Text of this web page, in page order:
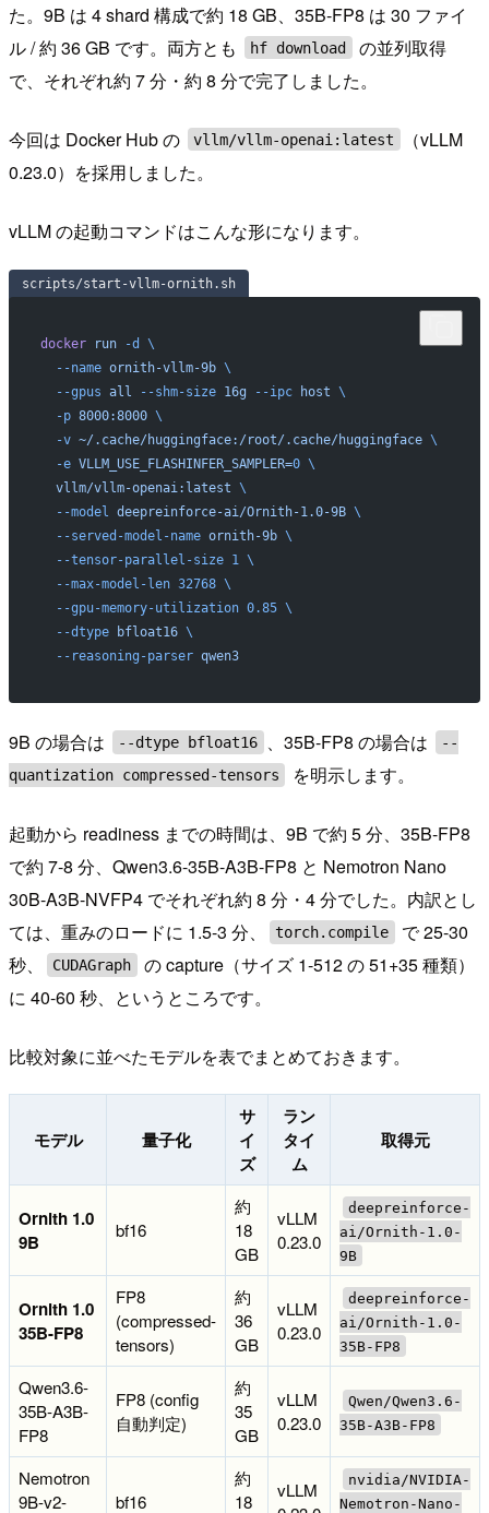
た。9B は 4 shard 構成で約 18 GB、35B-FP8 は 30 ファイ
ル / 約 36 GB です。両方とも
hf download
の並列取得
で、それぞれ約 7 分・約 8 分で完了しました。
今回は Docker Hub の vllm/vllm-openai:latest
（vLLM
0.23.0）を採用しました。
vLLM の起動コマンドはこんな形になります。
scripts/start-vllm-ornith.sh
docker run -d
\
  --name
ornith-vllm-9b \
  --gpus
all --shm-size 16g --ipc host \
  -p
8000:8000 \
  -v
~/.cache/huggingface:/root/.cache/huggingface \
  -e
VLLM_USE_FLASHINFER_SAMPLER=0 \
  vllm/vllm-openai:latest
\
  --model
deepreinforce-ai/Ornith-1.0-9B \
  --served-model-name
ornith-9b \
  --tensor-parallel-size
1 \
  --max-model-len
32768 \
  --gpu-memory-utilization
0.85 \
  --dtype
bfloat16 \
  --reasoning-parser
qwen3
9B の場合は --dtype bfloat16 、35B-FP8 の場合は
--
quantization compressed-tensors
を明示します。
起動から readiness までの時間は、9B で約 5 分、35B-FP8
で約 7-8 分、Qwen3.6-35B-A3B-FP8 と Nemotron Nano
30B-A3B-NVFP4 でそれぞれ約 8 分・4 分でした。内訳とし
ては、重みのロードに 1.5-3 分、
torch.compile
で 25-30
秒、
CUDAGraph
の capture（サイズ 1-512 の 51+35 種類）
に 40-60 秒、というところです。
比較対象に並べたモデルを表でまとめておきます。
モデル 量子化
サ
イ
ズ
ラン
タイ
ム
取得元
Ornith 1.0
9B
bf16
約
18
GB
vLLM
0.23.0
deepreinforce-
ai/Ornith-1.0-
9B
Ornith 1.0
35B-FP8
FP8
(compressed-
tensors)
約
36
GB
vLLM
0.23.0
deepreinforce-
ai/Ornith-1.0-
35B-FP8
Qwen3.6-
35B-A3B-
FP8
FP8 (config
自動判定)
約
35
GB
vLLM
0.23.0
Qwen/Qwen3.6-
35B-A3B-FP8
Nemotron
9B-v2-
bf16
約
18
vLLM
nvidia/NVIDIA-
Nemotron-Nano-